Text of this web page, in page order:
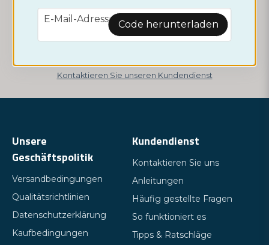
Unsere Tests sind sehr zuverlässig. Wenn Sie Fragen zur
Durchführung des Tests oder zur Interpretation des
Testergebnisses haben, wenden Sie sich bitte an unseren
Kontaktieren Sie unseren Kundendienst
email
E-Mail-Adresse Code herunterladen
Unsere
Geschäftspolitik
Versandbedingungen
Qualitätsrichtlinien
Datenschutzerklärung
Kaufbedingungen
Kundendienst
Kontaktieren Sie uns
Anleitungen
Häufig gestellte Fragen
So funktioniert es
Tipps & Ratschläge